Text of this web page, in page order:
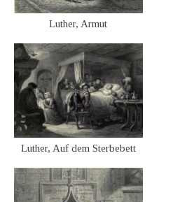
Luther, Armut
Luther, Auf dem Sterbebett